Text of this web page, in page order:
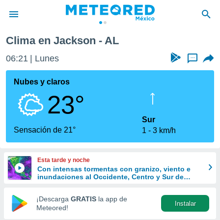
de
ha sido
calidad.
a este
las
y
forma
digital
basada
Clima en Jackson - AL
06:21 Lunes ...
Nubes y claros
23°
Sensación de 21°
Sur
1
3 km/h
Esta tarde y noche
Con intensas tormentas con granizo, viento e
inundaciones al Occidente, Centro y Sur de
¡Descarga GRATIS la app de
Meteored!
Instalar